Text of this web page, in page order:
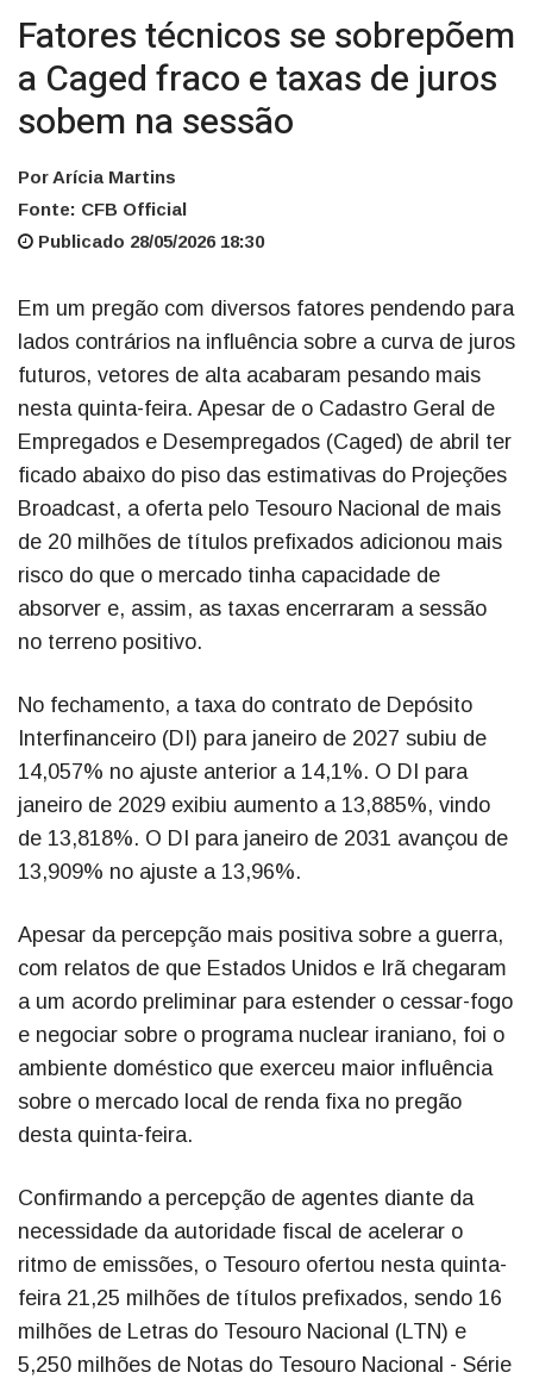
Fatores técnicos se sobrepõem
a Caged fraco e taxas de juros
sobem na sessão
Por Arícia Martins
Fonte: CFB Official
Publicado 28/05/2026 18:30
Em um pregão com diversos fatores pendendo para
lados contrários na influência sobre a curva de juros
futuros, vetores de alta acabaram pesando mais
nesta quinta-feira. Apesar de o Cadastro Geral de
Empregados e Desempregados (Caged) de abril ter
ficado abaixo do piso das estimativas do Projeções
Broadcast, a oferta pelo Tesouro Nacional de mais
de 20 milhões de títulos prefixados adicionou mais
risco do que o mercado tinha capacidade de
absorver e, assim, as taxas encerraram a sessão
no terreno positivo.
No fechamento, a taxa do contrato de Depósito
Interfinanceiro (DI) para janeiro de 2027 subiu de
14,057% no ajuste anterior a 14,1%. O DI para
janeiro de 2029 exibiu aumento a 13,885%, vindo
de 13,818%. O DI para janeiro de 2031 avançou de
13,909% no ajuste a 13,96%.
Apesar da percepção mais positiva sobre a guerra,
com relatos de que Estados Unidos e Irã chegaram
a um acordo preliminar para estender o cessar-fogo
e negociar sobre o programa nuclear iraniano, foi o
ambiente doméstico que exerceu maior influência
sobre o mercado local de renda fixa no pregão
desta quinta-feira.
Confirmando a percepção de agentes diante da
necessidade da autoridade fiscal de acelerar o
ritmo de emissões, o Tesouro ofertou nesta quinta-
feira 21,25 milhões de títulos prefixados, sendo 16
milhões de Letras do Tesouro Nacional (LTN) e
5,250 milhões de Notas do Tesouro Nacional - Série